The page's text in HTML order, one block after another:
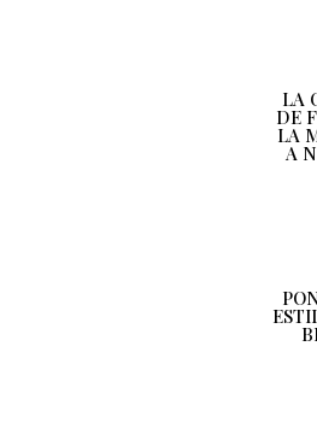
LA
DE
LA
A